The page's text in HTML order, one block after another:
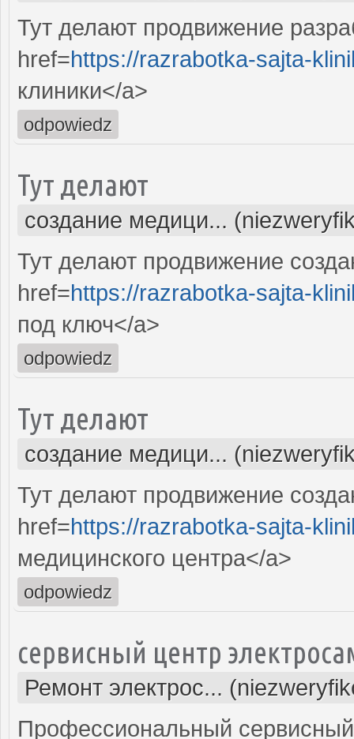
Тут делают продвижение
href=https://razrabotka-sajta-
клиники</a>
odpowiedz
Тут делают
создание медици...
Тут делают продвижение
href=https://razrabotka-sajta-
под ключ</a>
odpowiedz
Тут делают
создание медици...
Тут делают продвижение
href=https://razrabotka-sajta-
медицинского центра</a>
odpowiedz
сервисный центр
Ремонт электрос...
Профессиональный